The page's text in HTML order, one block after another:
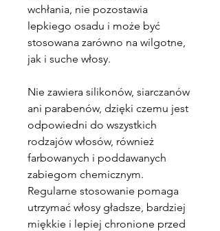
wchłania, nie pozostawia
lepkiego osadu i może być
stosowana zarówno na wilgotne,
jak i suche włosy.
Nie zawiera silikonów, siarczanów
ani parabenów, dzięki czemu jest
odpowiedni do wszystkich
rodzajów włosów, również
farbowanych i poddawanych
zabiegom chemicznym.
Regularne stosowanie pomaga
utrzymać włosy gładsze, bardziej
miękkie i lepiej chronione przed